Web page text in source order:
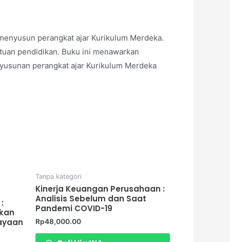
perangkat ajar Kurikulum Merdeka.
pendidikan. Buku ini menawarkan
perangkat ajar Kurikulum Merdeka
Tanpa kategori
Kinerja Keuangan Perusahaan :
Analisis Sebelum dan Saat
Pandemi COVID-19
Rp48,000.00